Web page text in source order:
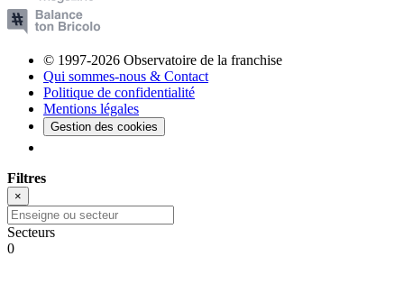
© 1997-2026 Observatoire de la franchise
Qui sommes-nous & Contact
Politique de confidentialité
Mentions légales
Gestion des cookies
Filtres
×
Secteurs
0